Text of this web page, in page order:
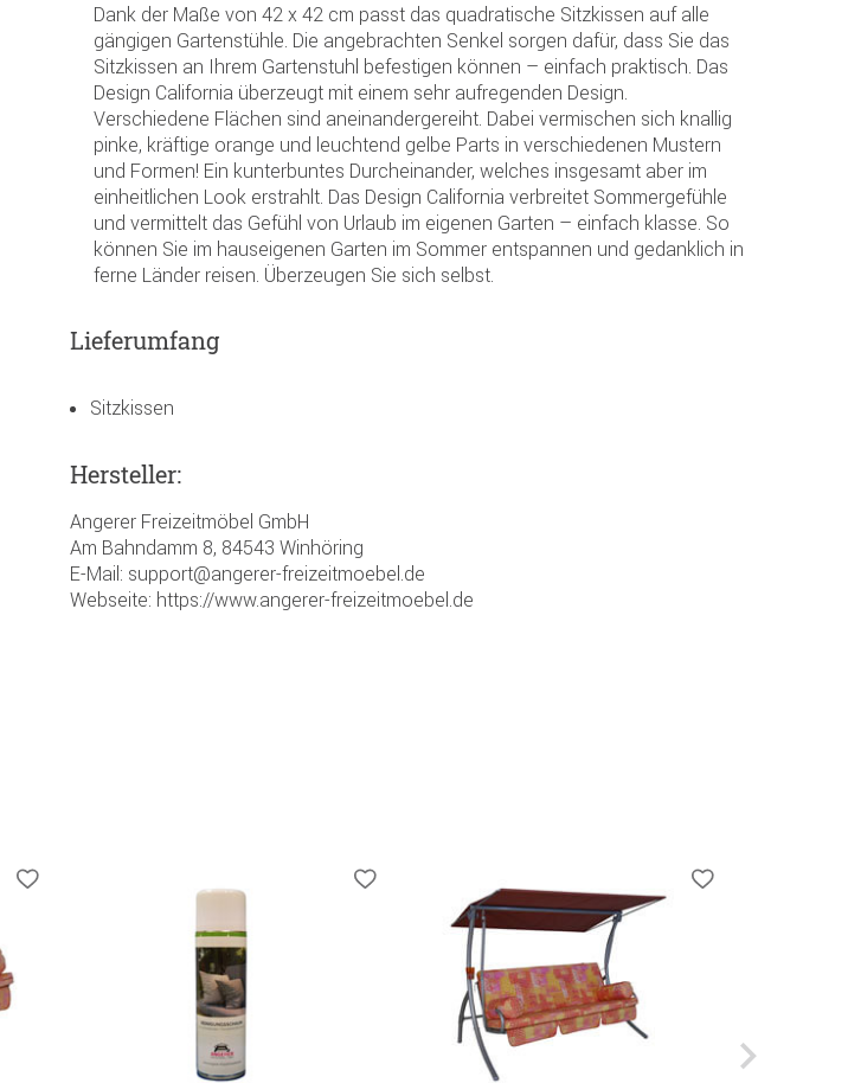
Dank der Maße von 42 x 42 cm passt das quadratische Sitzkissen auf alle
gängigen Gartenstühle. Die angebrachten Senkel sorgen dafür, dass Sie das
Sitzkissen an Ihrem Gartenstuhl befestigen können – einfach praktisch. Das
Design California überzeugt mit einem sehr aufregenden Design.
Verschiedene Flächen sind aneinandergereiht. Dabei vermischen sich knallig
pinke, kräftige orange und leuchtend gelbe Parts in verschiedenen Mustern
und Formen! Ein kunterbuntes Durcheinander, welches insgesamt aber im
einheitlichen Look erstrahlt. Das Design California verbreitet Sommergefühle
und vermittelt das Gefühl von Urlaub im eigenen Garten – einfach klasse. So
können Sie im hauseigenen Garten im Sommer entspannen und gedanklich in
ferne Länder reisen. Überzeugen Sie sich selbst.
Lieferumfang
Sitzkissen
Hersteller:
Angerer Freizeitmöbel GmbH
Am Bahndamm 8, 84543 Winhöring
E-Mail: support@angerer-freizeitmoebel.de
Webseite: https://www.angerer-freizeitmoebel.de